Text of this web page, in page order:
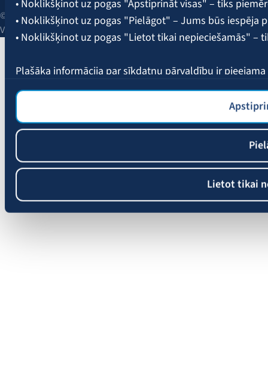
• Noklikšķinot uz pogas "Apstiprināt visas" – tiks
• Noklikšķinot uz pogas "Pielāgot" – Jums būs iespēja
• Noklikšķinot uz pogas "Lietot tikai nepieciešamās" –
Plašāka informācija par sīkdatņu pārvaldību ir pieejama
Lietot tikai
© 2026 AAS BALTA | Skanstes iela 25, Rīga, LV-1013, Latvija.
Vienotais reģ. Nr. 40003049409.